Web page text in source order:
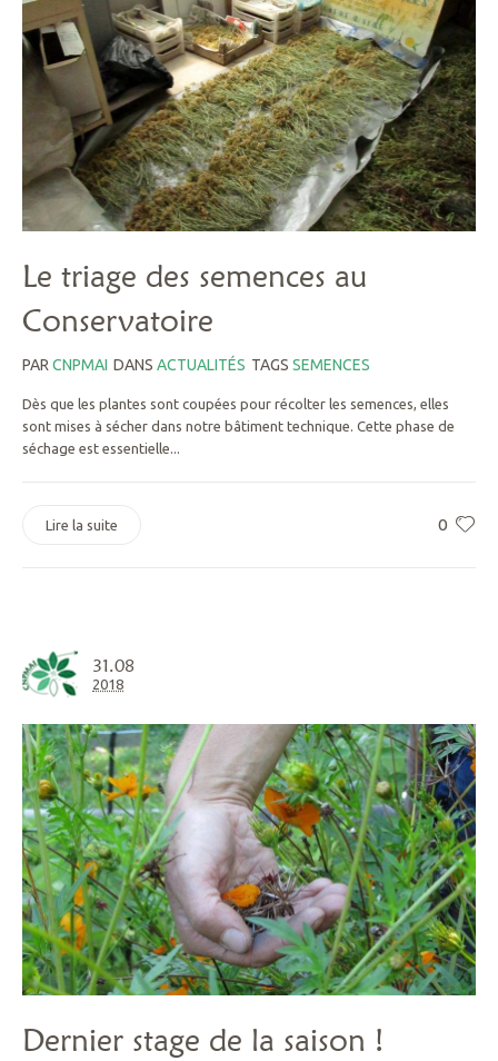
Le triage des semences au
Conservatoire
PAR CNPMAI DANS ACTUALITÉS TAGS SEMENCES
Dès que les plantes sont coupées pour récolter les semences, elles
sont mises à sécher dans notre bâtiment technique. Cette phase de
séchage est essentielle...
0
Lire la suite
31.08
2018
Dernier stage de la saison !